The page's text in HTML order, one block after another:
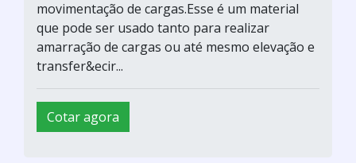
movimentação de cargas.Esse é um material
que pode ser usado tanto para realizar
amarração de cargas ou até mesmo elevação e
transfer&ecir...
Cotar agora